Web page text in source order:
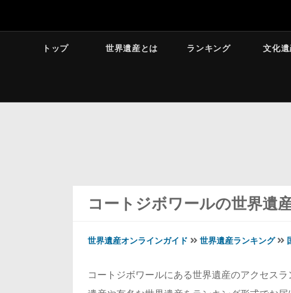
トップ 世界遺産とは ランキング 文化遺
コートジボワールの世界遺
世界遺産オンラインガイド 世界遺産ランキング
コートジボワールにある世界遺産のアクセス